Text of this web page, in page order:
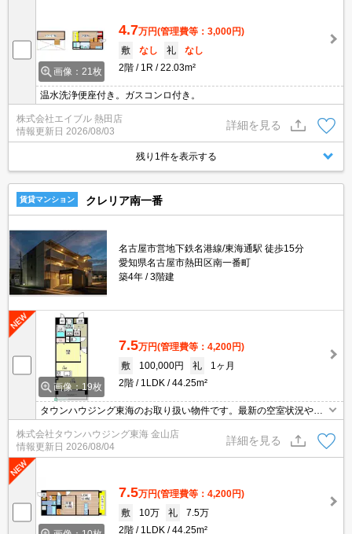
画像：21枚
4.7万円(管理費等：3,000円)
敷
なし 礼
なし
2階
1R 22.03m²
温水洗浄便座付き。ガスコンロ付き。
株式会社エイブル 熱田店
情報更新日 2026/08/03
詳細を見る
残り1件を表示する
賃貸マンション クレリア南一番
名古屋市営地下鉄名港線/東海通駅 徒歩15分
愛知県名古屋市熱田区南一番町
築4年
3階建
画像：19枚
7.5万円(管理費等：4,200円)
敷
100,000円 礼
1ヶ月
2階
1LDK 44.25m²
タウンハウジング東海のお取り扱い物件です。最新の空室状況やの
詳細などお気軽にお問い合わせ下さい。
株式会社タウンハウジング東海 金山店
情報更新日 2026/08/04
詳細を見る
7.5万円(管理費等：4,200円)
敷
10万 礼
7.5万
2階
1LDK 44.25m²